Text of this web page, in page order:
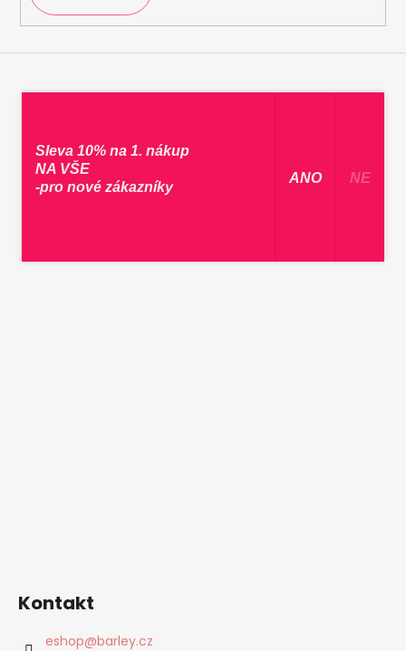
Kontakt
eshop@barley.cz
Sleva 10% na 1. nákup
NA VŠE
-pro nové zákazníky
​ ANO ​ NE